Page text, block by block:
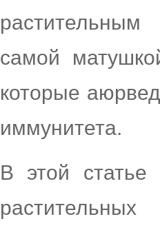
растительным
самой
которые
иммунитета.
В этой статье